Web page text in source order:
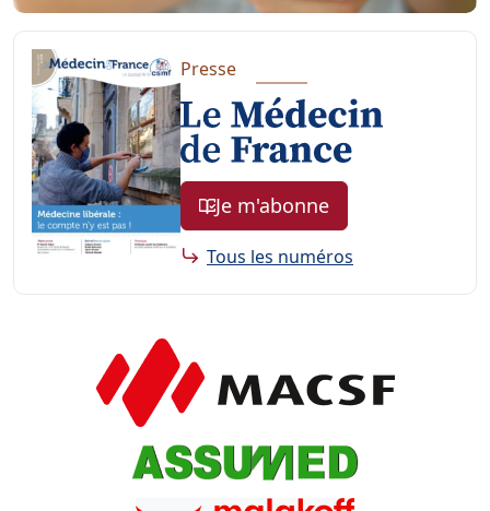
Presse
Je m'abonne
Tous les numéros